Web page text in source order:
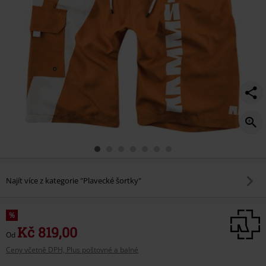
Najít více z kategorie "Plavecké šortky"
%
Od Kč 819,00
Ceny včetně DPH, Plus poštovné a balné